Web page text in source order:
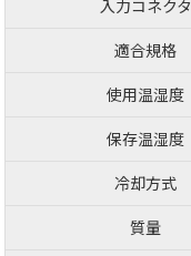
入力コネクタ
適合規格
使用温湿度
保存温湿度
冷却方式
質量